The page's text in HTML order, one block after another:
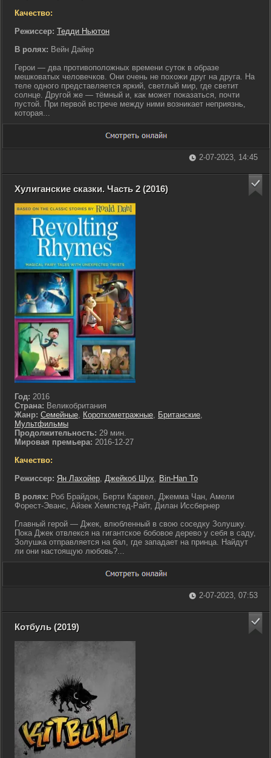
Качество:
Режиссер: Тедди Ньютон
В ролях: Вейн Дайер
Герои — два противоположных времени суток в образе
мешковатых человечков. Они очень не похожи друг на друга. На
теле одного представляется яркий, светлый мир, где светит
солнце. Другой же — тёмный и, как может показаться, почти
пустой. При первой встрече между ними возникает неприязнь,
которая...
2-07-2023, 14:45
Хулиганские сказки. Часть 2 (2016)
Год: 2016
Страна: Великобритания
Жанр: Семейные, Короткометражные, Британские,
Мультфильмы
Продолжительность: 29 мин.
Мировая премьера: 2016-12-27
Качество:
Режиссер: Ян Лахойер, Джейкоб Шух, Bin-Han To
В ролях: Роб Брайдон, Берти Карвел, Джемма Чан, Амели
Форест-Эванс, Айзек Хемпстед-Райт, Дилан Иссбернер
Главный герой — Джек, влюбленный в свою соседку Золушку.
Пока Джек отвлекся на гигантское бобовое дерево у себя в саду,
Золушка отправляется на бал, где западает на принца. Найдут
ли они настоящую любовь?...
2-07-2023, 07:53
Котбуль (2019)